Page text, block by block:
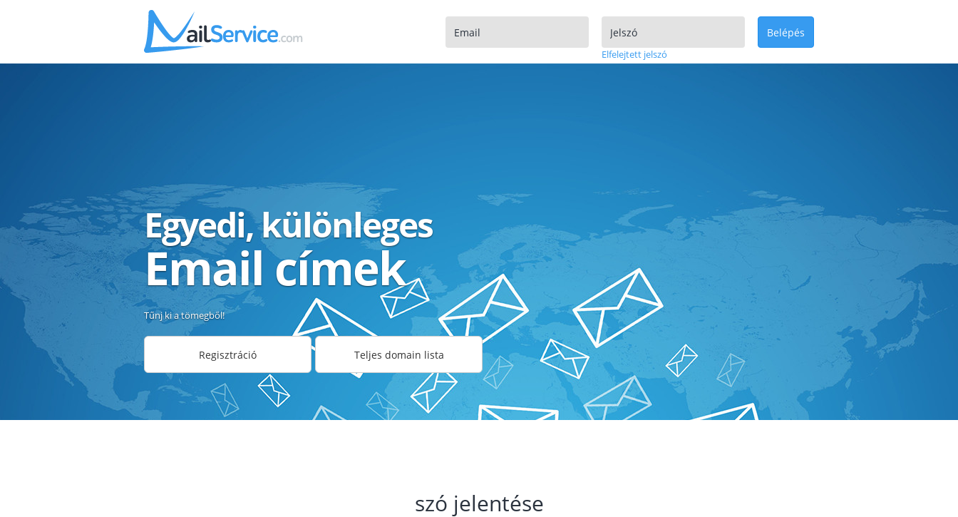
Elfelejtett jelszó
Belépés
Egyedi, különleges
Email címek
Tűnj ki a tömegből!
Regisztráció Teljes domain lista
szó jelentése